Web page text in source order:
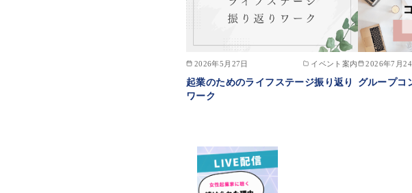
2026年5月27日 イベント案内
起業のためのライフステージ振り返り
ワーク
2026年7月24
グループコ